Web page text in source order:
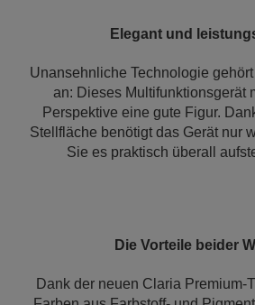
Elegant und
Unansehnliche Technologie
an: Dieses Multifunktionsgerät
Perspektive eine gute Figur.
Stellfläche benötigt das Gerät nur
Sie es praktisch überall
Die Vorteile beider
Dank der neuen Claria Premium-